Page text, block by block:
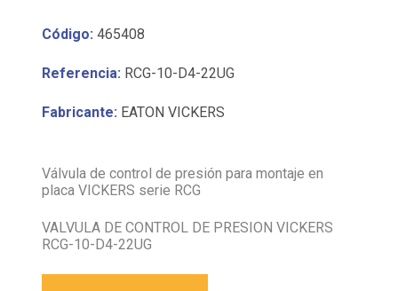
Código: 465408
Referencia: RCG-10-D4-22UG
Fabricante: EATON VICKERS
Válvula de control de presión para montaje en
placa VICKERS serie RCG
VALVULA DE CONTROL DE PRESION VICKERS
RCG-10-D4-22UG